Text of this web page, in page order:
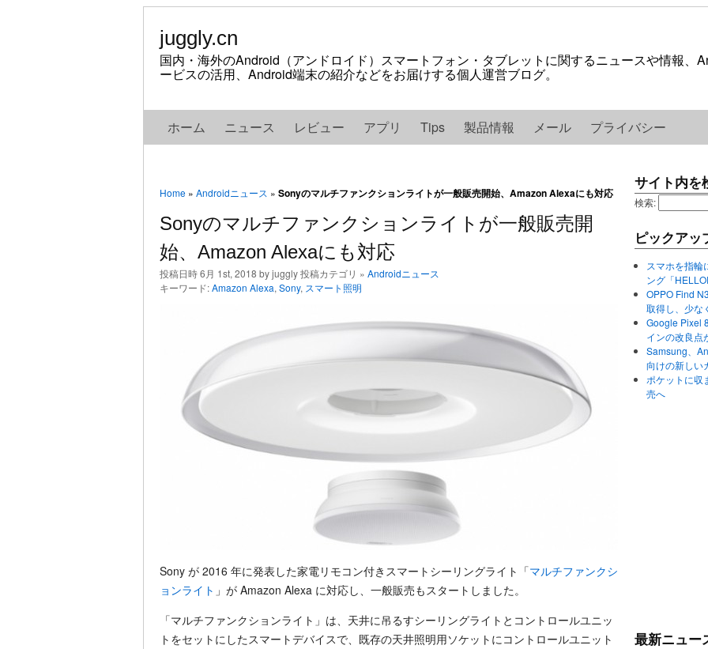
juggly.cn
国内・海外のAndroid（アンドロイド）スマートフォン・タブレットに関するニュースや情報、
ービスの活用、Android端末の紹介などをお届けする個人運営ブログ。
ホーム ニュース レビュー アプリ Tips 製品情報 メール プライバシー
Home » Androidニュース » Sonyのマルチファンクションライトが一般販売開始、Amazon Alexaにも対応
Sonyのマルチファンクションライトが一般販売開
始、Amazon Alexaにも対応
投稿日時 6月 1st, 2018 by juggly 投稿カテゴリ » Androidニュース
キーワード:Amazon Alexa, Sony, スマート照明
Sony が 2016 年に発表した家電リモコン付きスマートシーリングライト「マルチファンクシ
ョンライト 」が Amazon Alexa に対応し、一般販売もスタートしました。
「マルチファンクションライト」は、天井に吊るすシーリングライトとコントロールユニッ
トをセットにしたスマートデバイスで、既存の天井照明用ソケットにコントロールユニット
サイト内を
検索:
ピックアッ
スマホを指輪
ング「
OPPO Find
取得し、少な
Google Pixel
インの改良点
Samsung、
向けの新しい
ポケットに収
売へ
最新ニュー